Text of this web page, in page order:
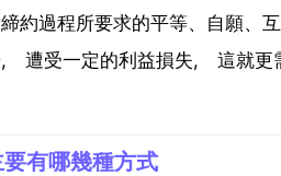
約過程所要求的平等、自願、
遭受一定的利益損失, 這就更
有哪幾種方式